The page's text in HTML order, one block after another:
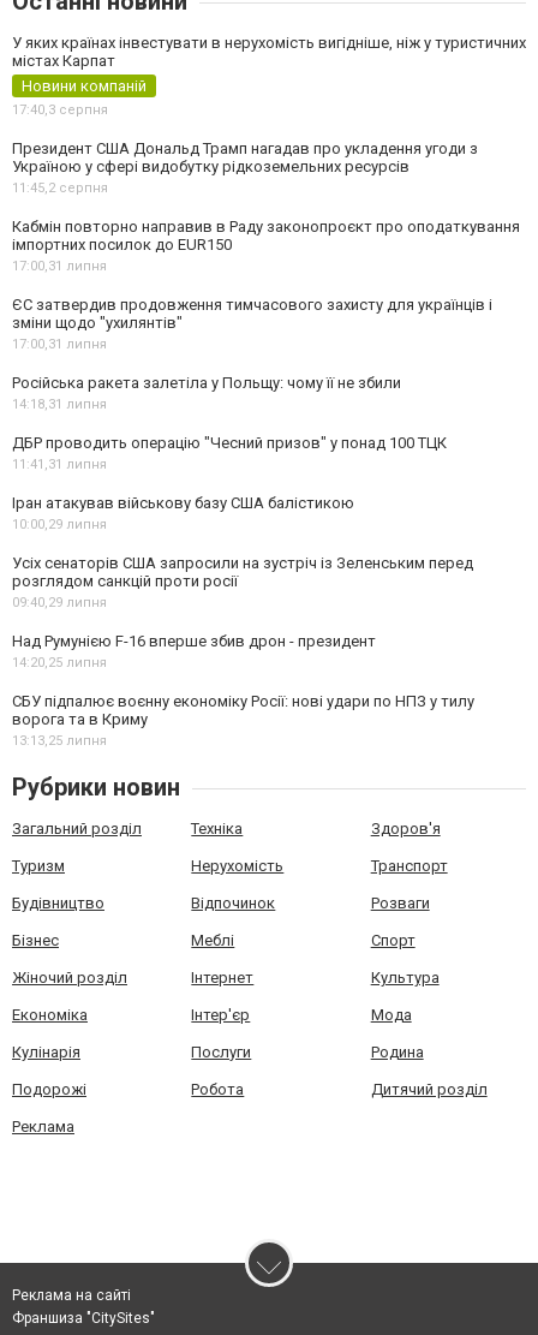
У яких країнах інвестувати в нерухомість вигідніше, ніж у туристичних
містах Карпат
Новини компаній
17:40,3 серпня
Президент США Дональд Трамп нагадав про укладення угоди з
Україною у сфері видобутку рідкоземельних ресурсів
11:45,2 серпня
Кабмін повторно направив в Раду законопроєкт про оподаткування
імпортних посилок до EUR150
17:00,31 липня
ЄС затвердив продовження тимчасового захисту для українців і
зміни щодо "ухилянтів"
17:00,31 липня
Російська ракета залетіла у Польщу: чому її не збили
14:18,31 липня
ДБР проводить операцію "Чесний призов" у понад 100 ТЦК
11:41,31 липня
Іран атакував військову базу США балістикою
10:00,29 липня
Усіх сенаторів США запросили на зустріч із Зеленським перед
розглядом санкцій проти росії
09:40,29 липня
Над Румунією F-16 вперше збив дрон - президент
14:20,25 липня
СБУ підпалює воєнну економіку Росії: нові удари по НПЗ у тилу
ворога та в Криму
13:13,25 липня
Рубрики новин
Загальний розділ Техніка Здоров'я
Туризм Нерухомість Транспорт
Будівництво Відпочинок Розваги
Бізнес Меблі Спорт
Жіночий розділ Інтернет Культура
Економіка Інтер'єр Мода
Кулінарія Послуги Родина
Подорожі Робота Дитячий розділ
Реклама
Реклама на сайті
Франшиза "CitySites"